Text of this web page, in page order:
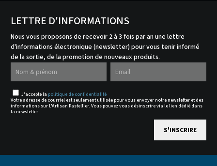
LETTRE D'INFORMATIONS
Nous vous proposons de recevoir 2 à 3 fois par an une lettre
d'informations électronique (newsletter) pour vous tenir informé
de la sortie, de la promotion de nouveaux produits.
J'accepte la politique de confidentialité
Votre adresse de courriel est seulement utilisée pour vous envoyer notre newsletter et des
informations sur L'Artisan Pastellier. Vous pouvez vous désinscrire via le lien dédié dans
la newsletter.